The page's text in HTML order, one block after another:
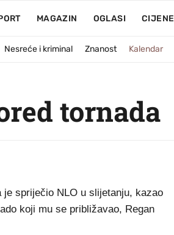
MAGAZIN OGLASI CIJENE
Nesreće i kriminal Znanost Kalendar
tornada
spriječio NLO u slijetanju, kazao
koji mu se približavao, Regan